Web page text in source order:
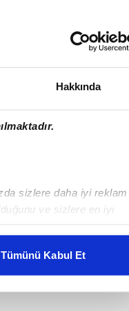
Hakkında
sizlere daha iyi reklam
ve sizlere en iyi
gösterilmeyecektir."
Tümünü Kabul Et